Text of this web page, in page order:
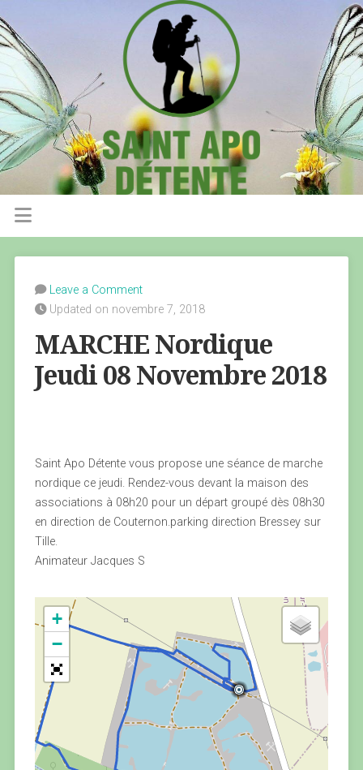
Leave a Comment
Updated on novembre 7, 2018
MARCHE Nordique
Jeudi 08 Novembre 2018
Saint Apo Détente vous propose une séance de marche
nordique ce jeudi. Rendez-vous devant la maison des
associations à 08h20 pour un départ groupé dès 08h30
en direction de Couternon.parking direction Bressey sur
Tille.
Animateur Jacques S
+
−